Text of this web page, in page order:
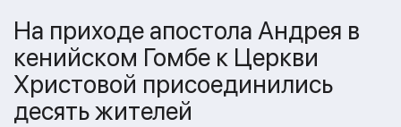
На приходе апостола Андрея в
кенийском Гомбе к Церкви
Христовой присоединились
десять жителей